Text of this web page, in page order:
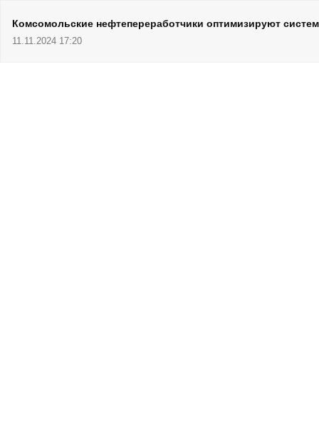
Комсомольские нефтепереработчики оптимизируют
11.11.2024 17:20